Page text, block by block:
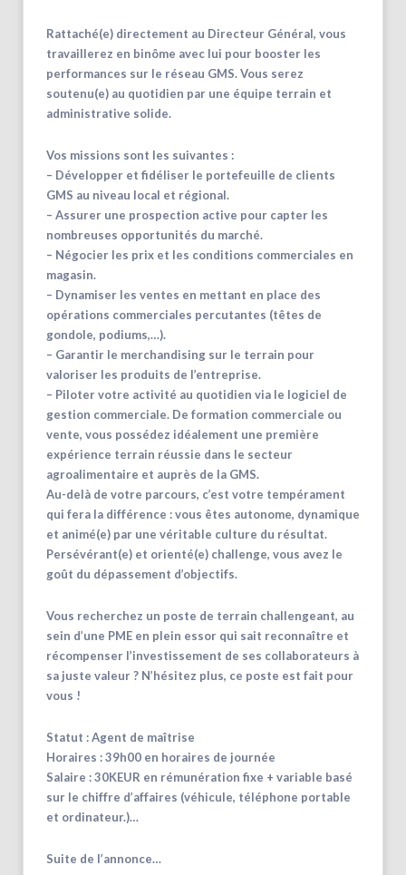
Rattaché(e) directement au Directeur Général, vous
travaillerez en binôme avec lui pour booster les
performances sur le réseau GMS. Vous serez
soutenu(e) au quotidien par une équipe terrain et
administrative solide.
Vos missions sont les suivantes :
– Développer et fidéliser le portefeuille de clients
GMS au niveau local et régional.
– Assurer une prospection active pour capter les
nombreuses opportunités du marché.
– Négocier les prix et les conditions commerciales en
magasin.
– Dynamiser les ventes en mettant en place des
opérations commerciales percutantes (têtes de
gondole, podiums,…).
– Garantir le merchandising sur le terrain pour
valoriser les produits de l’entreprise.
– Piloter votre activité au quotidien via le logiciel de
gestion commerciale. De formation commerciale ou
vente, vous possédez idéalement une première
expérience terrain réussie dans le secteur
agroalimentaire et auprès de la GMS.
Au-delà de votre parcours, c’est votre tempérament
qui fera la différence : vous êtes autonome, dynamique
et animé(e) par une véritable culture du résultat.
Persévérant(e) et orienté(e) challenge, vous avez le
goût du dépassement d’objectifs.
Vous recherchez un poste de terrain challengeant, au
sein d’une PME en plein essor qui sait reconnaître et
récompenser l’investissement de ses collaborateurs à
sa juste valeur ? N’hésitez plus, ce poste est fait pour
vous !
Statut : Agent de maîtrise
Horaires : 39h00 en horaires de journée
Salaire : 30KEUR en rémunération fixe + variable basé
sur le chiffre d’affaires (véhicule, téléphone portable
et ordinateur.)…
Suite de l’annonce…